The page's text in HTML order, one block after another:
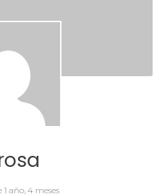
año, 4 meses